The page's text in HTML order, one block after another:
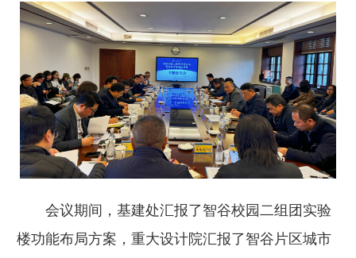
会议期间，基建处汇报了智谷校园二组团实验
楼功能布局方案，重大设计院汇报了智谷片区城市